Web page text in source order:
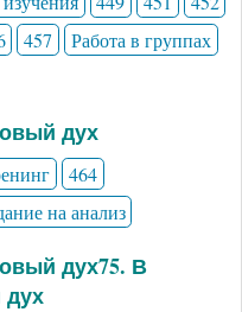
457
Работа в группах
дух
464
на анализ
дух75. В